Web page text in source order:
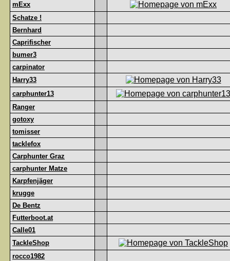
mExx
Schatze !
Bernhard
Caprifischer
bumer3
carpinator
Harry33
carphunter13
Ranger
gotoxy
tomisser
tacklefox
Carphunter Graz
carphunter Matze
Karpfenjäger
krugge
De Bentz
Futterboot.at
Calle01
TackleShop
rocco1982